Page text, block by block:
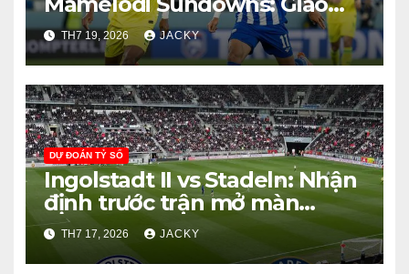
hữu hấp dẫn
TH7 19, 2026 JACKY
DỰ ĐOÁN TỶ SỐ
Ingolstadt II vs Stadeln: Nhận
định trước trận mở màn
Oberliga Bayern Nord 2026
TH7 17, 2026 JACKY